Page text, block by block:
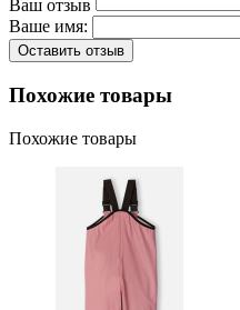
Ваш отзыв
Ваше имя:
Оставить отзыв
Похожие товары
Похожие товары